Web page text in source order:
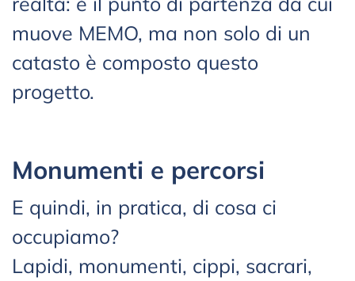
muove MEMO, ma non solo di un
catasto è composto questo
progetto.
Monumenti e percorsi
E quindi, in pratica, di cosa ci
occupiamo?
Lapidi, monumenti, cippi, sacrari,